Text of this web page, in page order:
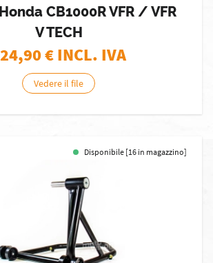
CB1000R VFR / VFR
V TECH
€ INCL. IVA
Vedere il file
Disponibile [16 in magazzino]